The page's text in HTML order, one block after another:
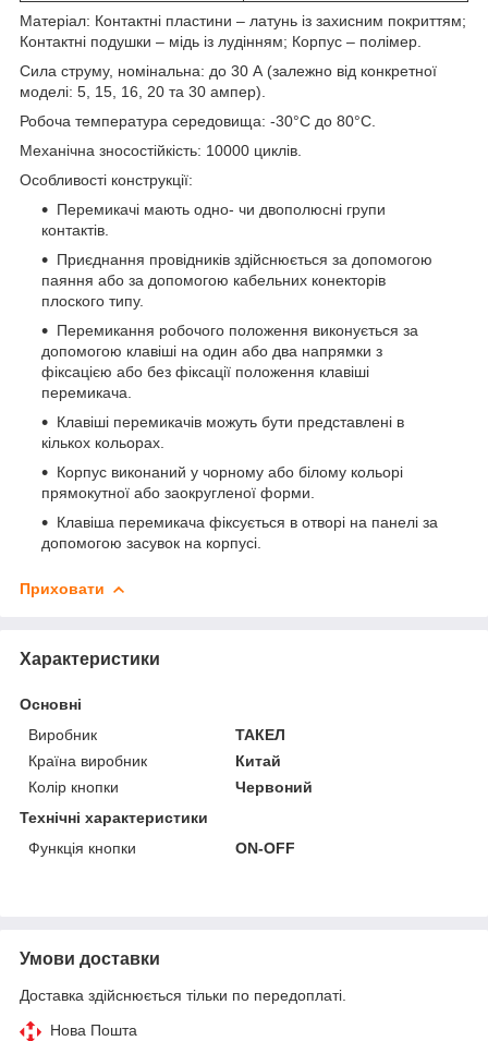
Матеріал: Контактні пластини – латунь із захисним покриттям;
Контактні подушки – мідь із лудінням; Корпус – полімер.
Сила струму, номінальна: до 30 А (залежно від конкретної
моделі: 5, 15, 16, 20 та 30 ампер).
Робоча температура середовища: -30°С до 80°С.
Механічна зносостійкість: 10000 циклів.
Особливості конструкції:
Перемикачі мають одно- чи двополюсні групи
контактів.
Приєднання провідників здійснюється за допомогою
паяння або за допомогою кабельних конекторів
плоского типу.
Перемикання робочого положення виконується за
допомогою клавіші на один або два напрямки з
фіксацією або без фіксації положення клавіші
перемикача.
Клавіші перемикачів можуть бути представлені в
кількох кольорах.
Корпус виконаний у чорному або білому кольорі
прямокутної або заокругленої форми.
Клавіша перемикача фіксується в отворі на панелі за
допомогою засувок на корпусі.
Приховати
Характеристики
Основні
Виробник
ТАКЕЛ
Країна виробник
Китай
Колір кнопки
Червоний
Технічні характеристики
Функція кнопки
ОN-OFF
Умови доставки
Доставка здійснюється тільки по передоплаті.
Нова Пошта